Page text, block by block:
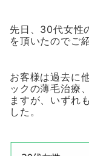
先日、30代女性
を頂いたのでご
お客様は過去に
ックの薄毛治療
ますが、いずれ
した。